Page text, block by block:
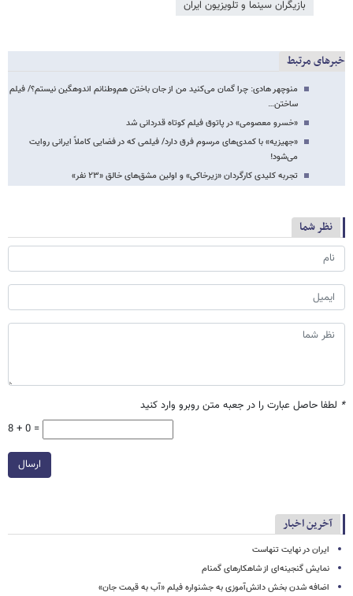
بازیگران سینما و تلویزیون ایران
خبرهای مرتبط
منوچهر هادی: چرا گمان می‌کنید من از جان باختن هم‌وطنانم اندوهگین نیستم؟/ فیلم
ساختن…
«خسرو معصومی» در پاتوق فیلم کوتاه قدردانی شد
«جهیزیه» با کمدی‌های مرسوم فرق دارد/ فیلمی که در فضایی کاملاً ایرانی روایت
می‌شود!
تجربه کلیدی کارگردان «زیرخاکی» و اولین مشق‌های خالق «۲۳ نفر»
نظر شما
* لطفا حاصل عبارت را در جعبه متن روبرو وارد کنید
8 + 0 =
ارسال
آخرین اخبار
ایران در نهایت تنهاست
نمایش گنجینه‌ای از شاهکارهای گمنام
اضافه شدن بخش دانش‌آموزی به جشنواره فیلم «آب به قیمت جان»